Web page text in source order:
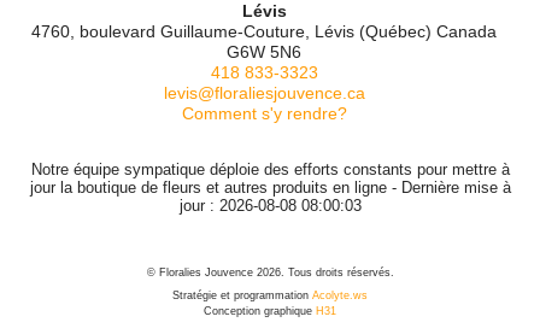
Lévis
4760, boulevard Guillaume-Couture, Lévis (Québec) Canada
G6W 5N6
418 833-3323
levis@floraliesjouvence.ca
Comment s'y rendre?
Notre équipe sympatique déploie des efforts constants pour mettre à
jour la boutique de fleurs et autres produits en ligne - Dernière mise à
jour : 2026-08-08 08:00:03
© Floralies Jouvence 2026. Tous droits réservés.
Stratégie et programmation Acolyte.ws
Conception graphique H31